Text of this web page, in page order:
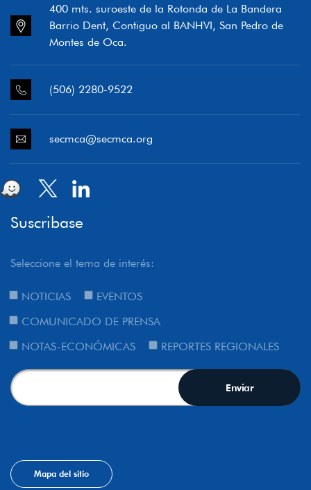
400 mts. suroeste de la Rotonda de La Bandera
Barrio Dent, Contiguo al BANHVI, San Pedro de
Montes de Oca.
(506) 2280-9522
secmca@secmca.org
Suscribase
Seleccione el tema de interés:
NOTICIAS
EVENTOS
COMUNICADO DE PRENSA
NOTAS-ECONÓMICAS
REPORTES REGIONALES
Mapa del sitio